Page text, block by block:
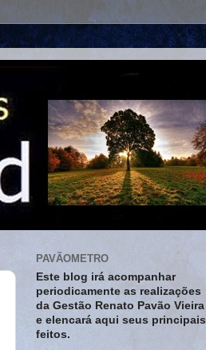
PAVÃOMETRO
Este blog irá acompanhar
periodicamente as realizações
da Gestão Renato Pavão Vieira
e elencará aqui seus principais
feitos.